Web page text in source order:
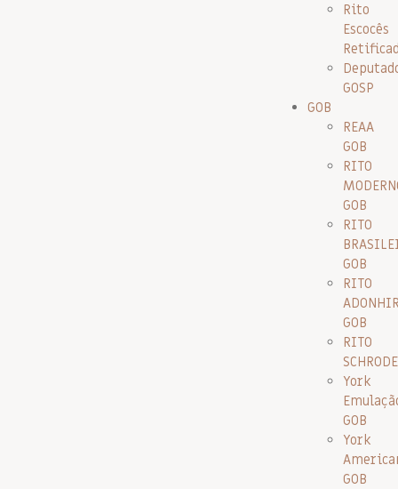
Rito
Escocês
GOSP
GOB
REAA
GOB
RITO
GOB
RITO
GOB
RITO
GOB
RITO
York
GOB
York
GOB